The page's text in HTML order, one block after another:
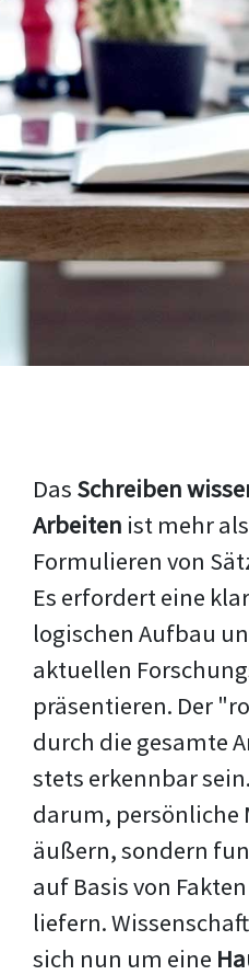
Das Schreiben
Arbeiten ist mehr
Formulieren von
Es erfordert eine
logischen Aufbau
aktuellen
präsentieren. Der
durch die gesamte
stets erkennbar
darum, persönliche
äußern, sondern
auf Basis von
liefern.
sich nun um eine